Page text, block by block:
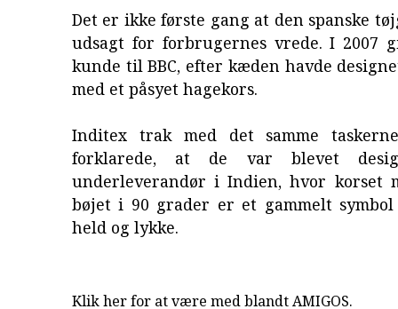
Det er ikke første gang at den spanske
udsagt for forbrugernes vrede. I 2007
kunde til BBC, efter kæden havde
med et påsyet hagekors.
Inditex trak med det samme
forklarede, at de var blevet
underleverandør i Indien, hvor korset
bøjet i 90 grader er et gammelt symbol
held og lykke.
Klik her for at være med blandt AMIGOS.